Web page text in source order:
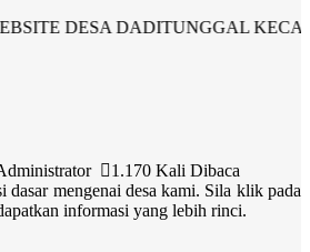
DESA DADITUNGGAL
1.170 Kali Dibaca
mengenai desa kami. Sila klik pada
informasi yang lebih rinci.